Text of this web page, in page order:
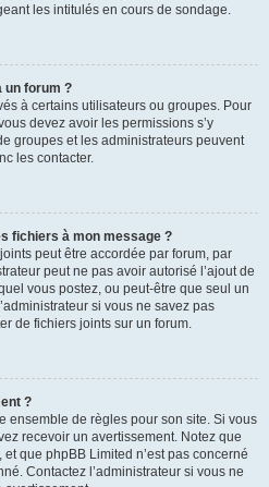
les intitulés en cours de sondage.
un forum ?
à certains utilisateurs ou groupes. Pour
devez avoir les permissions s’y
groupes et les administrateurs peuvent
les contacter.
fichiers à mon message ?
peut être accordée par forum, par
peut ne pas avoir autorisé l’ajout de
vous postez, ou peut-être que seul un
si vous ne savez pas
de fichiers joints sur un forum.
?
ensemble de règles pour son site. Si vous
recevoir un avertissement. Notez que
et que phpBB Limited n’est pas concerné
Contactez l’administrateur si vous ne